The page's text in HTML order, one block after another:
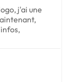
j'ai une